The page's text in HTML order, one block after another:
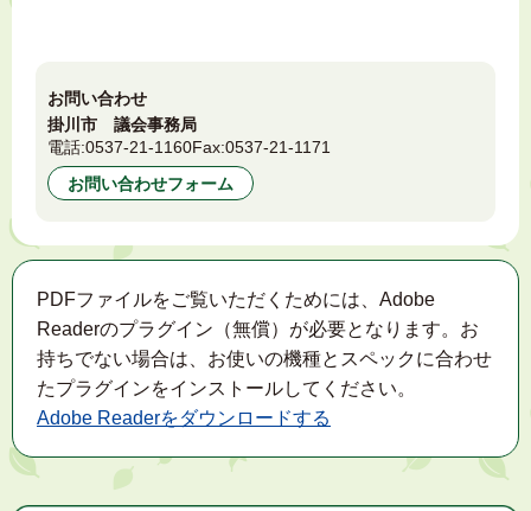
お問い合わせ
掛川市 議会事務局
電話:0537-21-1160Fax:0537-21-1171
お問い合わせフォーム
PDFファイルをご覧いただくためには、Adobe
Readerのプラグイン（無償）が必要となります。お
持ちでない場合は、お使いの機種とスペックに合わせ
たプラグインをインストールしてください。
Adobe Readerをダウンロードする